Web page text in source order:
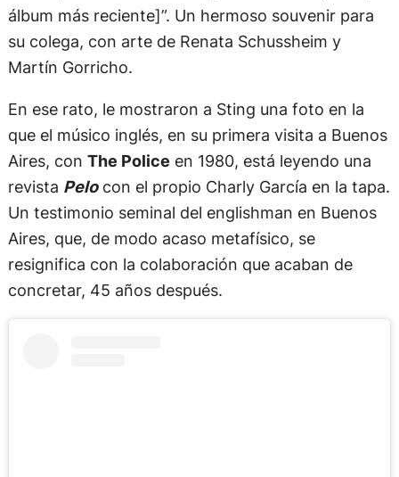
álbum más reciente]”. Un hermoso souvenir para
su colega, con arte de Renata Schussheim y
Martín Gorricho.
En ese rato, le mostraron a Sting una foto en la
que el músico inglés, en su primera visita a Buenos
Aires, con The Police en 1980, está leyendo una
revista Pelocon el propio Charly García en la tapa.
Un testimonio seminal del englishman en Buenos
Aires, que, de modo acaso metafísico, se
resignifica con la colaboración que acaban de
concretar, 45 años después.